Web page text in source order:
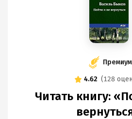
Премиум
4.62 (128
Читать книгу: